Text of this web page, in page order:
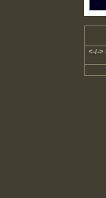
<-/->